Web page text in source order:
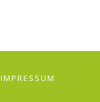
IMPRESSUM